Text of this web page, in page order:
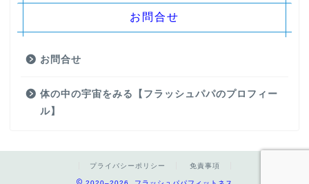
お問合せ
お問合せ
体の中の宇宙をみる【フラッシュパパのプロフィー
ル】
プライバシーポリシー 免責事項